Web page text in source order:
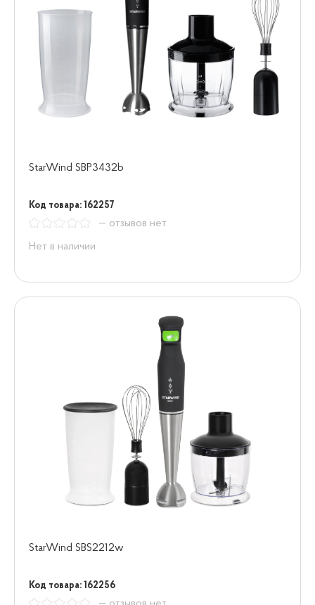
StarWind SBP3432b
Код товара: 162257
— отзывов нет
Нет в наличии
StarWind SBS2212w
Код товара: 162256